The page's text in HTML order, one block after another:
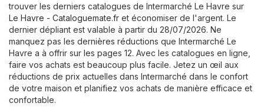
trouver les derniers catalogues de Intermarché Le Havre sur
Le Havre - Cataloguemate.fr et économiser de l'argent. Le
dernier dépliant est valable à partir du 28/07/2026. Ne
manquez pas les dernières réductions que Intermarché Le
Havre a à offrir sur les pages 12. Avec les catalogues en ligne,
faire vos achats est beaucoup plus facile. Jetez un œil aux
réductions de prix actuelles dans Intermarché dans le confort
de votre maison et planifiez vos achats de manière efficace et
confortable.